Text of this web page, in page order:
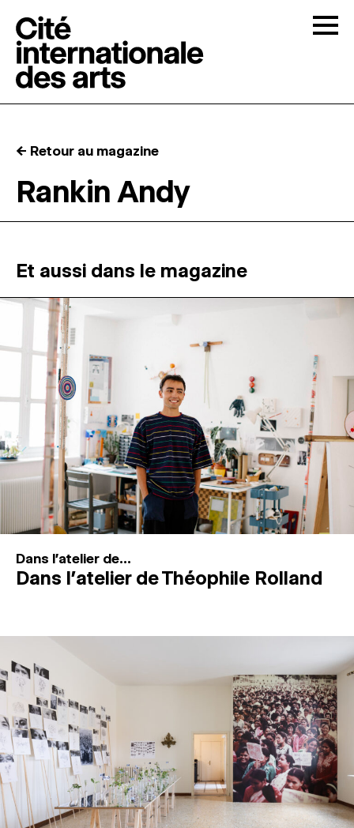
RÉSIDENCES ↓
ATELIERS OUVERTS
PROGRAMMATION
MAGAZINE
ESPACES DE PRATIQUE ARTISTIQUE ↓
Recherche
Connexion
← Retour au magazine
Rankin Andy
Et aussi dans le magazine
Dans l'atelier de...
Dans l’atelier de Théophile Rolland